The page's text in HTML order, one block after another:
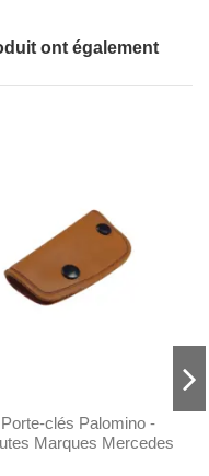
ont également
Porte-clés Palomino -
Marques Mercedes